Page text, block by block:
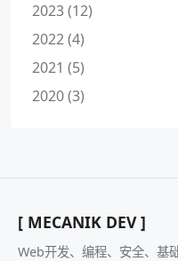
2023 (12)
2022 (4)
2021 (5)
2020 (3)
[ MECANIK DEV ]
Web开发、编程、安全、基